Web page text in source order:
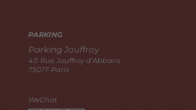
PARKING
Parking Jouffroy
40 Rue Jouffroy d’Abbans
75017 Paris
WeChat